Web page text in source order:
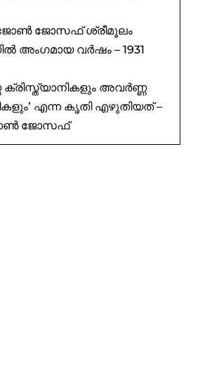
ജോൺ ജോസഫ് ശ്രീമൂലം
അംഗമായ വർഷം – 1931
അവർണ്ണ
എന്ന കൃതി എഴുതിയത് –
ജോസഫ്